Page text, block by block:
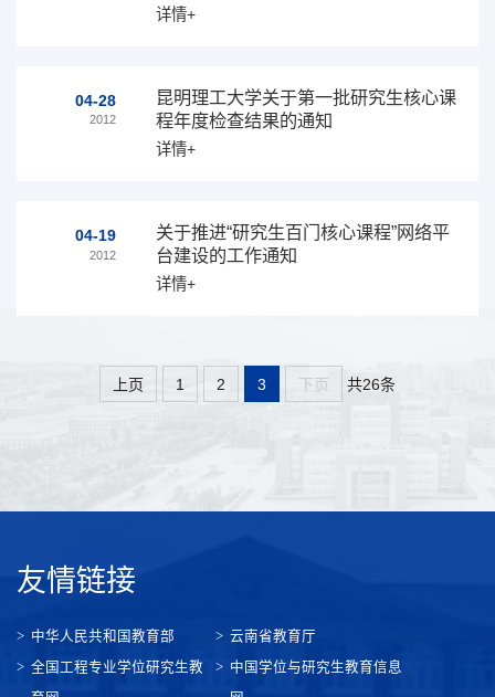
详情+
04-28
2012
昆明理工大学关于第一批研究生核心课
程年度检查结果的通知
详情+
04-19
2012
关于推进“研究生百门核心课程”网络平
台建设的工作通知
详情+
上页 1 2 3 下页 共26条
友情链接
中华人民共和国教育部
云南省教育厅
全国工程专业学位研究生教
中国学位与研究生教育信息